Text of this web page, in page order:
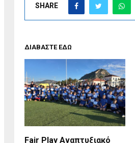
SHARE
ΔΙΑΒΑΣΤΕ ΕΔΩ
Fair Play Αναπτυξιακό